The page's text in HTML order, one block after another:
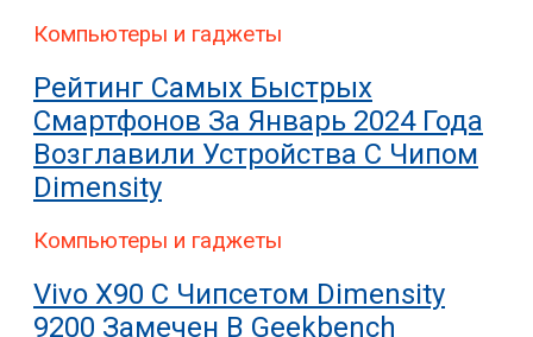
Компьютеры и гаджеты
Рейтинг Самых Быстрых
Смартфонов За Январь 2024 Года
Возглавили Устройства С Чипом
Dimensity
Компьютеры и гаджеты
Vivo X90 С Чипсетом Dimensity
9200 Замечен В Geekbench